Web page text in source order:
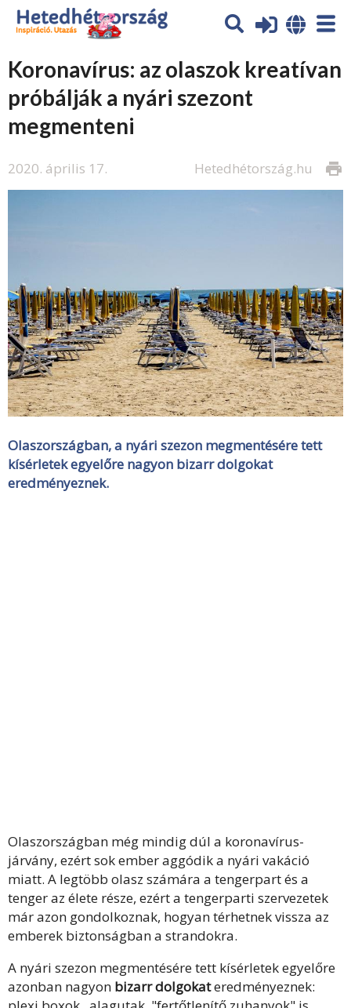
Koronavírus: az olaszok kreatívan
próbálják a nyári szezont
megmenteni
2020. április 17. print
Hetedhétország.hu
Olaszországban, a nyári szezon megmentésére tett
kísérletek egyelőre nagyon bizarr dolgokat
eredményeznek.
Olaszországban még mindig dúl a koronavírus-
járvány, ezért sok ember aggódik a nyári vakáció
miatt. A legtöbb olasz számára a tengerpart és a
tenger az élete része, ezért a tengerparti szervezetek
már azon gondolkoznak, hogyan térhetnek vissza az
emberek biztonságban a strandokra.
A nyári szezon megmentésére tett kísérletek egyelőre
azonban nagyon bizarr dolgokateredményeznek: